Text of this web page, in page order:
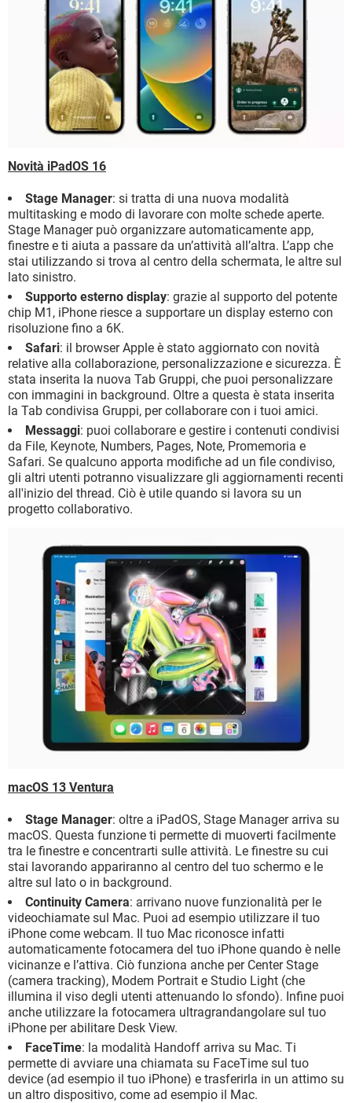
Novità iPadOS 16
Stage Manager: si tratta di una nuova modalità
multitasking e modo di lavorare con molte schede aperte.
Stage Manager può organizzare automaticamente app,
finestre e ti aiuta a passare da un’attività all’altra. L’app che
stai utilizzando si trova al centro della schermata, le altre sul
lato sinistro.
Supporto esterno display: grazie al supporto del potente
chip M1, iPhone riesce a supportare un display esterno con
risoluzione fino a 6K.
Safari: il browser Apple è stato aggiornato con novità
relative alla collaborazione, personalizzazione e sicurezza. È
stata inserita la nuova Tab Gruppi, che puoi personalizzare
con immagini in background. Oltre a questa è stata inserita
la Tab condivisa Gruppi, per collaborare con i tuoi amici.
Messaggi: puoi collaborare e gestire i contenuti condivisi
da File, Keynote, Numbers, Pages, Note, Promemoria e
Safari. Se qualcuno apporta modifiche ad un file condiviso,
gli altri utenti potranno visualizzare gli aggiornamenti recenti
all'inizio del thread. Ciò è utile quando si lavora su un
progetto collaborativo.
macOS 13 Ventura
Stage Manager: oltre a iPadOS, Stage Manager arriva su
macOS. Questa funzione ti permette di muoverti facilmente
tra le finestre e concentrarti sulle attività. Le finestre su cui
stai lavorando appariranno al centro del tuo schermo e le
altre sul lato o in background.
Continuity Camera: arrivano nuove funzionalità per le
videochiamate sul Mac. Puoi ad esempio utilizzare il tuo
iPhone come webcam. Il tuo Mac riconosce infatti
automaticamente fotocamera del tuo iPhone quando è nelle
vicinanze e l’attiva. Ciò funziona anche per Center Stage
(camera tracking), Modem Portrait e Studio Light (che
illumina il viso degli utenti attenuando lo sfondo). Infine puoi
anche utilizzare la fotocamera ultragrandangolare sul tuo
iPhone per abilitare Desk View.
FaceTime: la modalità Handoff arriva su Mac. Ti
permette di avviare una chiamata su FaceTime sul tuo
device (ad esempio il tuo iPhone) e trasferirla in un attimo su
un altro dispositivo, come ad esempio il Mac.